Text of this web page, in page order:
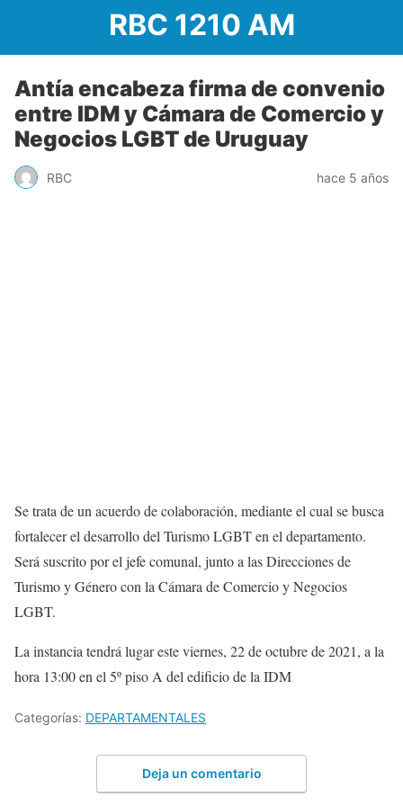
RBC 1210 AM
Antía encabeza firma de convenio
entre IDM y Cámara de Comercio y
Negocios LGBT de Uruguay
RBC hace 5 años
Se trata de un acuerdo de colaboración, mediante el cual se busca
fortalecer el desarrollo del Turismo LGBT en el departamento.
Será suscrito por el jefe comunal, junto a las Direcciones de
Turismo y Género con la Cámara de Comercio y Negocios
LGBT.
La instancia tendrá lugar este viernes, 22 de octubre de 2021, a la
hora 13:00 en el 5º piso A del edificio de la IDM
Categorías: DEPARTAMENTALES
Deja un comentario